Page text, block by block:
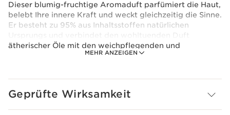
MEHR ANZEIGEN
Dieser blumig-fruchtige Aromaduft parfümiert die Haut,
belebt Ihre innere Kraft und weckt gleichzeitig die Sinne.
Er besteht zu 95% aus Inhaltsstoffen natürlichen
Ursprungs und verbindet den wohltuenden Duft
ätherischer Öle mit den weichpflegenden und
stimulierenden Eigenschaften von Pflanzenextrakten.
Das Clarins Plus
Die Aromadüfte von Clarins kombinieren ätherische Öle
mit Pflanzenextrakten: Aromaphytocare, die Parfum
und Hautpflege vereint.
Geprüfte Wirksamkeit